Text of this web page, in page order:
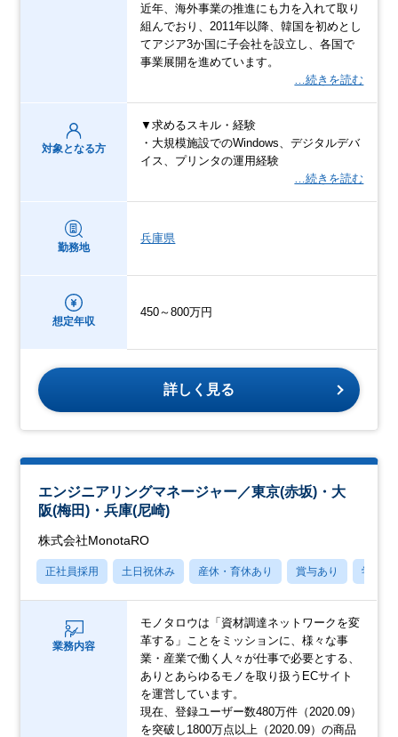
近年、海外事業の推進にも力を入れて取り
組んでおり、2011年以降、韓国を初めとし
てアジア3か国に子会社を設立し、各国で
事業展開を進めています。
…続きを読む
対象となる方
▼求めるスキル・経験
・大規模施設でのWindows、デジタルデバ
イス、プリンタの運用経験
…続きを読む
勤務地
兵庫県
想定年収
450～800万円
詳しく見る
エンジニアリングマネージャー／東京(赤坂)・大
阪(梅田)・兵庫(尼崎)
株式会社MonotaRO
正社員採用 土日祝休み 産休・育休あり 賞与あり 学歴不
業務内容
モノタロウは「資材調達ネットワークを変
革する」ことをミッションに、様々な事
業・産業で働く人々が仕事で必要とする、
ありとあらゆるモノを取り扱うECサイト
を運営しています。
現在、登録ユーザー数480万件（2020.09）
を突破し1800万点以上（2020.09）の商品